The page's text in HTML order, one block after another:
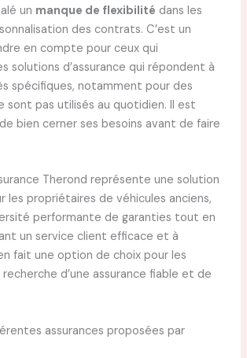
un manque de flexibilité dans les
des contrats. C’est un
en compte pour ceux qui
solutions d’assurance qui répondent à
spécifiques, notamment pour des
sont pas utilisés au quotidien. Il est
bien cerner ses besoins avant de faire
Therond représente une solution
les propriétaires de véhicules anciens,
performante de garanties tout en
un service client efficace et à
fait une option de choix pour les
recherche d’une assurance fiable et de
assurances proposées par